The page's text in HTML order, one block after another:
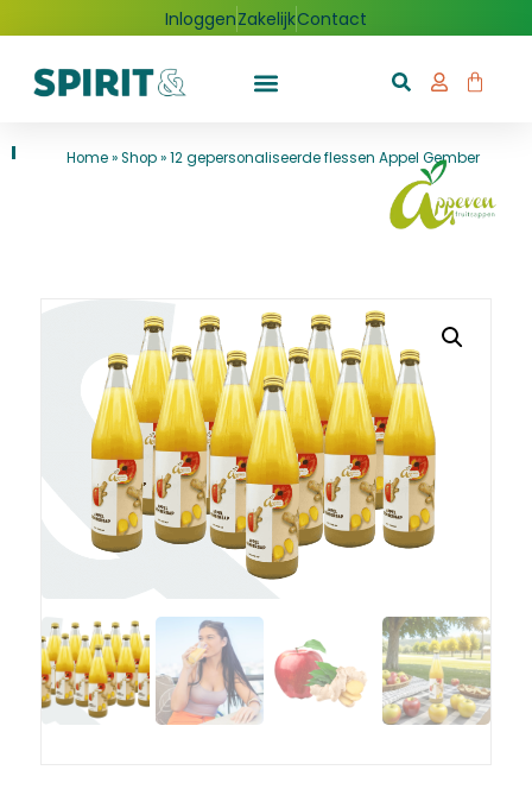
InloggenZakelijkContact
Home»Shop»12 gepersonaliseerde flessen Appel Gember